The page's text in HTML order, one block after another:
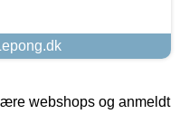
webshops og anmeldt